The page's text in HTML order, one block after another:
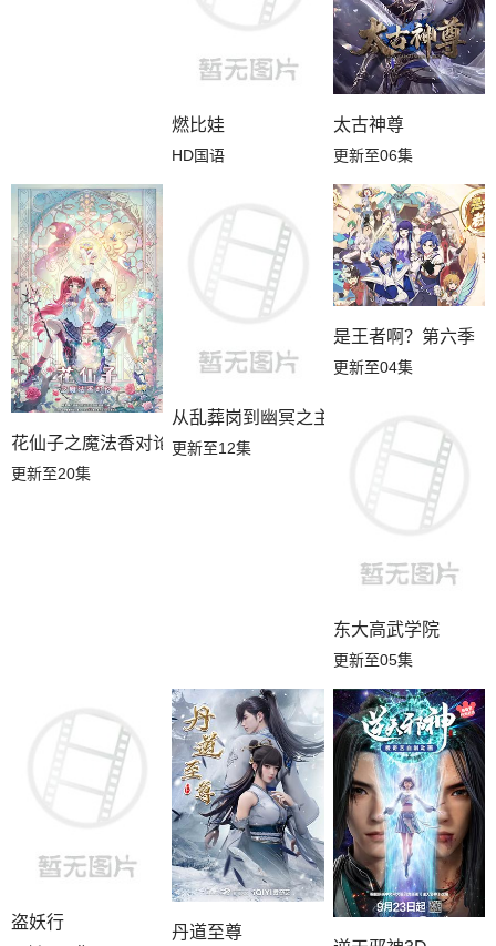
燃比娃
HD国语
太古神尊
更新至06集
花仙子之魔法香对论
更新至20集
从乱葬岗到幽冥之主
更新至12集
是王者啊？第六季
更新至04集
东大高武学院
更新至05集
盗妖行
丹道至尊